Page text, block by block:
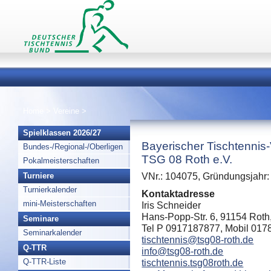
Vereine >
Spielklassen 2026/27
Bundes-/Regional-/Oberligen
Pokalmeisterschaften
Turniere
Turnierkalender
mini-Meisterschaften
Seminare
Seminarkalender
Q-TTR
Q-TTR-Liste
Bayerischer
TSG 08 Roth e.V.
VNr.: 104075,
Kontaktadresse
Iris Schneider
Hans-Popp-Str. 6, 91154
Tel P 0917187877, Mobil
tischtennis@tsg08-roth.de
info@tsg08-roth.de
tischtennis.tsg08roth.de